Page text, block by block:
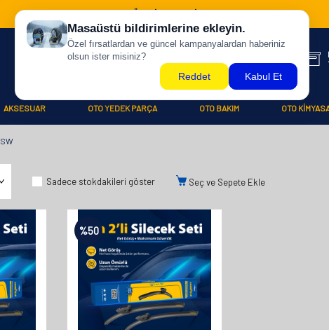
500 TL ÜZERİ KARGO BİZDEN !
AKSESUAR OTO YEDEK PARÇA OTO BAKIM OTO
SW
Sadece stokdakileri göster Seç ve Sepete Ekle
%50